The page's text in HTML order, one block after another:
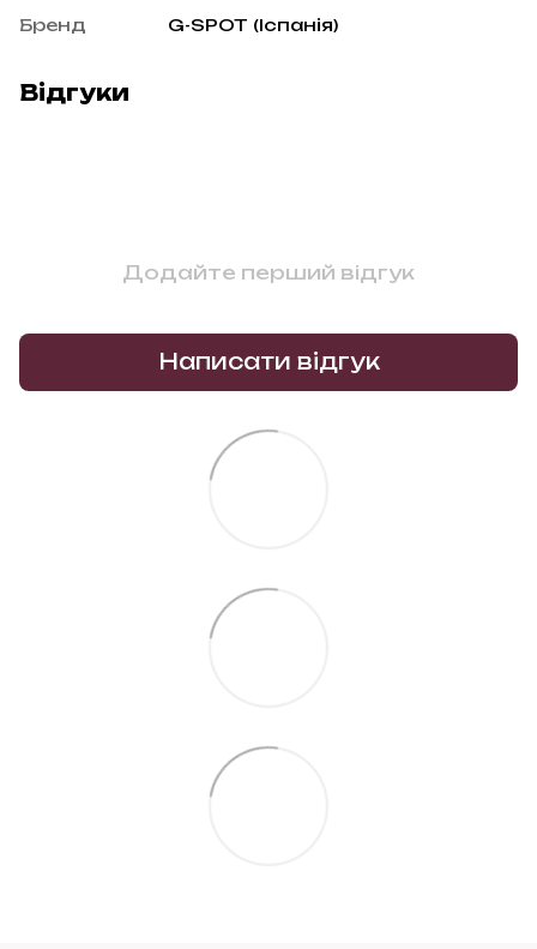
Бренд G-SPOT (Іспанія)
Відгуки
Додайте перший відгук
Написати відгук